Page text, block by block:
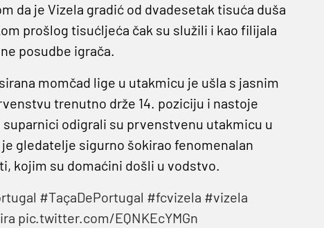
da je Vizela gradić od dvadesetak tisuća duša
prošlog tisućljeća čak su služili i kao filijala
posudbe igrača.
momčad lige u utakmicu je ušla s jasnim
trenutno drže 14. poziciju i nastoje
odigrali su prvenstvenu utakmicu u
gledatelje sigurno šokirao fenomenalan
kojim su domaćini došli u vodstvo.
#TaçaDePortugal #fcvizela #vizela
pic.twitter.com/EQNKEcYMGn